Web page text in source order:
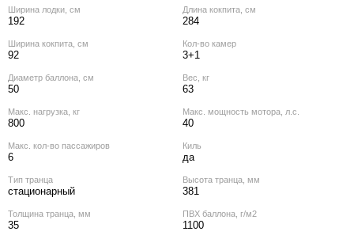
Ширина лодки, см
192
Длина кокпита, см
284
Ширина кокпита, см
92
Кол‑во камер
3+1
Диаметр баллона, см
50
Вес, кг
63
Макс. нагрузка, кг
800
Макс. мощность мотора, л.с.
40
Макс. кол‑во пассажиров
6
Киль
да
Тип транца
стационарный
Высота транца, мм
381
Толщина транца, мм
35
ПВХ баллона, г/м2
1100